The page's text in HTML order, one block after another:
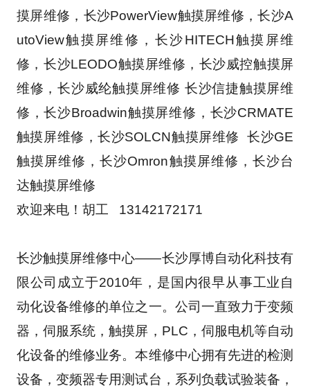
摸屏维修，长沙PowerView触摸屏维修，长沙A
utoView触摸屏维修，长沙HITECH触摸屏维
修，长沙LEODO触摸屏维修，长沙威控触摸屏
维修，长沙威纶触摸屏维修 长沙信捷触摸屏维
修，长沙Broadwin触摸屏维修，长沙CRMATE
触摸屏维修，长沙SOLCN触摸屏维修  长沙GE
触摸屏维修，长沙Omron触摸屏维修，长沙台
达触摸屏维修
欢迎来电！胡工   13142172171
长沙触摸屏维修中心——长沙厚博自动化科技有
限公司成立于2010年，是国内很早从事工业自
动化设备维修的单位之一。公司一直致力于变频
器，伺服系统，触摸屏，PLC，伺服电机等自动
化设备的维修业务。本维修中心拥有先进的检测
设备，变频器专用测试台，系列负载试验装备，